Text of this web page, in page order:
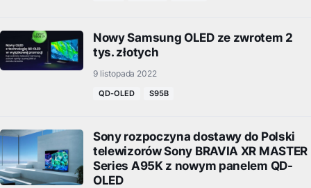
Nowy Samsung OLED ze zwrotem 2
tys. złotych
9 listopada 2022
QD-OLED S95B
Sony rozpoczyna dostawy do Polski
telewizorów Sony BRAVIA XR MASTER
Series A95K z nowym panelem QD-
OLED